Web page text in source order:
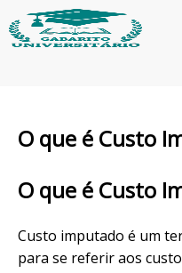
O que é Custo
O que é Custo
Custo imputado é um
para se referir aos